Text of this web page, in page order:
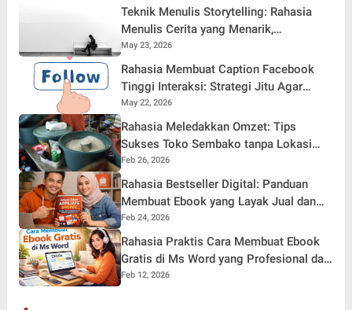
Teknik Menulis Storytelling: Rahasia
Menulis Cerita yang Menarik,
Menggugah, dan Mudah Diingat
May 23, 2026
Rahasia Membuat Caption Facebook
Tinggi Interaksi: Strategi Jitu Agar
Postingan Auto Ramai!
May 22, 2026
Rahasia Meledakkan Omzet: Tips
Sukses Toko Sembako tanpa Lokasi
Strategis yang Jarang Dibahas!
Feb 26, 2026
Rahasia Bestseller Digital: Panduan
Membuat Ebook yang Layak Jual dan
Siap Bersaing di Pasar Online
Feb 24, 2026
Rahasia Praktis Cara Membuat Ebook
Gratis di Ms Word yang Profesional dan
Menarik
Feb 12, 2026